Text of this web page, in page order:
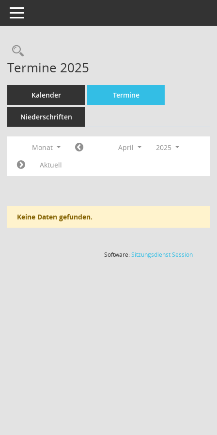
Toggle navigation
Termine 2025
Kalender Termine
Niederschriften
Monat April
2025
Aktuell
Keine Daten gefunden.
Software:SitzungsdienstSession(Wird in